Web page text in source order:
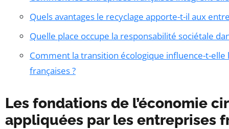
Quels avantages le recyclage apporte-t-il aux
Quelle place occupe la responsabilité sociétale
Comment la transition écologique influence-t-elle
françaises ?
Les fondations de l’économie
appliquées par les entreprises